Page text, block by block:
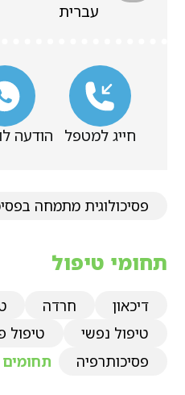
עברית
חייג למטפל הודעה
פסיכולוגית מתמחה
תחומי טיפול
דיכאון חרדה
טיפול נפשי
טיפול
פסיכותרפיה
תחומים